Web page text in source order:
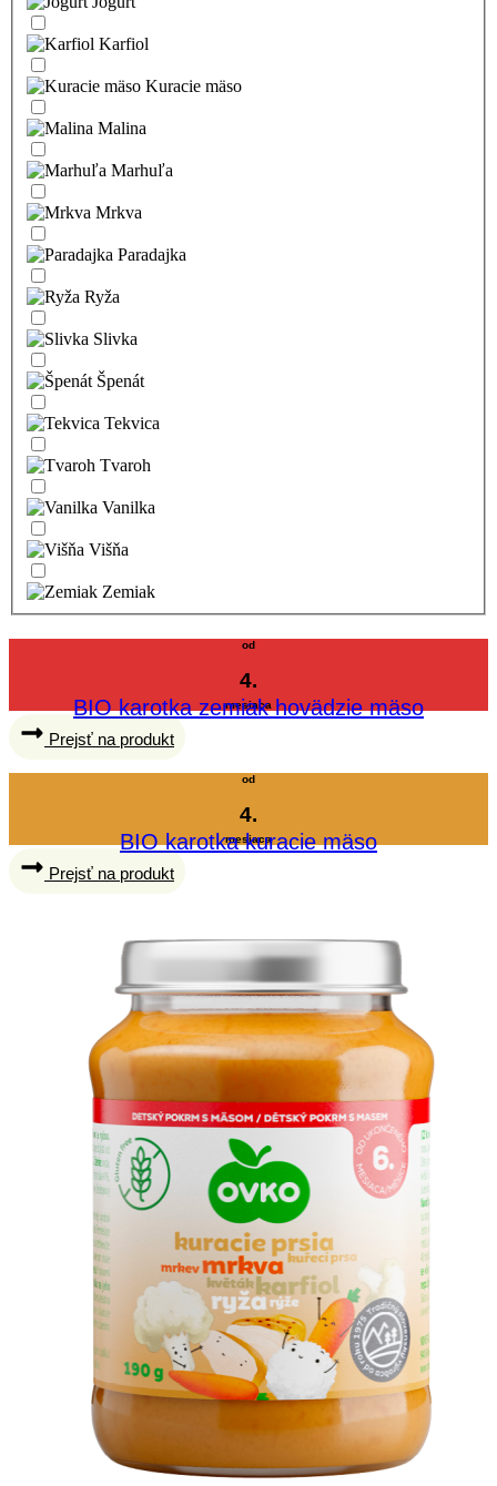
Karfiol
Kuracie mäso
Malina
Marhuľa
Mrkva
Paradajka
Ryža
Slivka
Špenát
Tekvica
Tvaroh
Vanilka
Višňa
Zemiak
od
4.
mesiaca
BIO karotka zemiak hovädzie mäso
Prejsť na produkt
od
4.
mesiaca
BIO karotka kuracie mäso
Prejsť na produkt